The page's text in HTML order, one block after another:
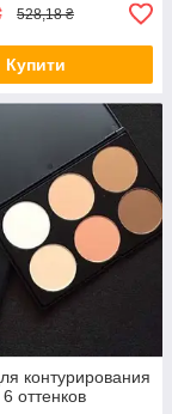
товарів.
528,18 ₴
Купити
контурирования
оттенков